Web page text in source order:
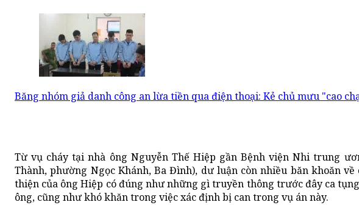
Băng nhóm giả danh công an lừa tiền qua điện thoại: Kẻ chủ mưu "cao
Từ vụ cháy tại nhà ông Nguyễn Thế Hiệp gần Bệnh viện Nhi trung
Thành, phường Ngọc Khánh, Ba Đình), dư luận còn nhiều băn khoăn
thiện của ông Hiệp có đúng như những gì truyền thông trước đây ca
ông, cũng như khó khăn trong việc xác định bị can trong vụ án này.